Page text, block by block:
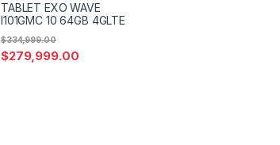
TABLET EXO WAVE
I101GMC 10 64GB 4GLTE
$279,999.00
$334,999.00